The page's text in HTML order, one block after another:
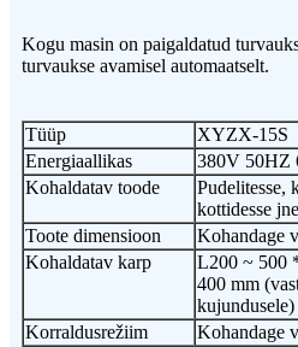
Kogu masin on paigaldatud
turvaukse avamisel automaatselt.
Tüüp
XYZX-15S
Energiaallikas
380V 50HZ
Kohaldatav toode
Pudelitesse,
kottidesse jne
Toote dimensioon
Kohandage
Kohaldatav karp
L200 ~ 500
400 mm
kujundusele)
Korraldusrežiim
Kohandage